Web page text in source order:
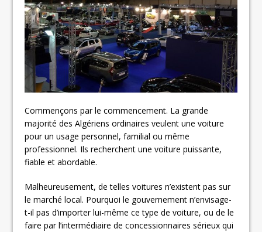
Commençons par le commencement. La grande
majorité des Algériens ordinaires veulent une voiture
pour un usage personnel, familial ou même
professionnel. Ils recherchent une voiture puissante,
fiable et abordable.
Malheureusement, de telles voitures n’existent pas sur
le marché local. Pourquoi le gouvernement n’envisage-
t-il pas d’importer lui-même ce type de voiture, ou de le
faire par l’intermédiaire de concessionnaires sérieux qui